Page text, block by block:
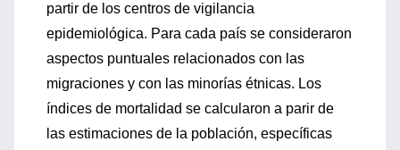
partir de los centros de vigilancia
epidemiológica. Para cada país se consideraron
aspectos puntuales relacionados con las
migraciones y con las minorías étnicas. Los
índices de mortalidad se calcularon a parir de
las estimaciones de la población, específicas